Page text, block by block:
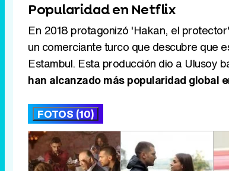
Popularidad en Netflix
En 2018 protagonizó 'Hakan, el
un comerciante turco que descubre que
Estambul. Esta producción dio a Ulusoy
han alcanzado más popularidad global
FOTOS (10)